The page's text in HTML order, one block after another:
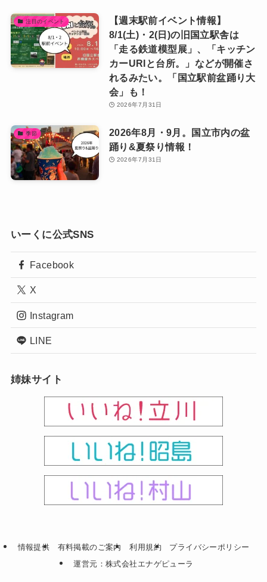
注目のイベント
【週末駅前イベント情報】
8/1(土)・2(日)の旧国立駅舎は
「走る鉄道模型展」、「キッチン
カーURIと台所。」などが開催さ
れるみたい。「国立駅前盆踊り大
会」も！
2026年7月31日
季節
2026年8月・9月。国立市内の盆
踊り&夏祭り情報！
2026年7月31日
いーくに公式SNS
Facebook
X
Instagram
LINE
姉妹サイト
情報提供 有料掲載のご案内 利用規約
プライバシーポリシー
運営元：株式会社エナゲピューラ